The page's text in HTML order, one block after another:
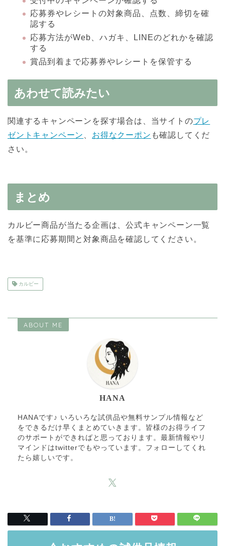
応募券やレシートの対象商品、点数、締切を確
認する
応募方法がWeb、ハガキ、LINEのどれかを確認
する
賞品到着まで応募券やレシートを保管する
あわせて読みたい
関連するキャンペーンを探す場合は、当サイトのプレ
ゼントキャンペーン
お得なクーポン も確認してくだ
さい。
まとめ
カルビー商品が当たる企画は、公式キャンペーン一覧
を基準に応募期間と対象商品を確認してください。
カルビー
ABOUT ME
HANA
HANAです♪ いろいろな試供品や無料サンプル情報など
をできるだけ早くまとめていきます。皆様のお得ライフ
のサポートができればと思っております。最新情報やリ
マインドはtwitterでもやっています。フォローしてくれ
たら嬉しいです。